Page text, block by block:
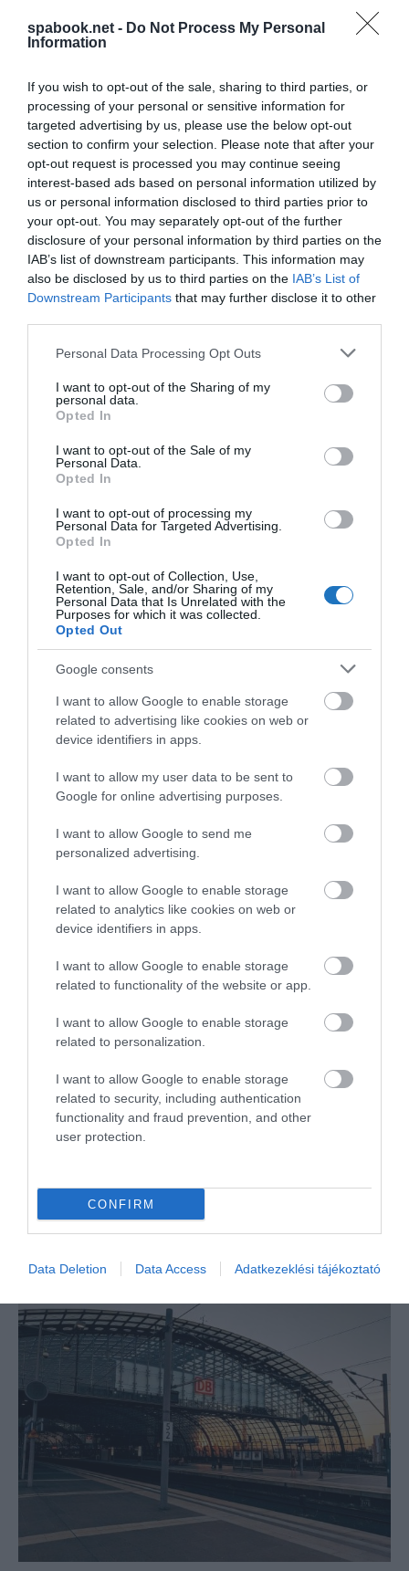
spabook.net - Do Not Process My Personal
Information
If you wish to opt-out of the sale, sharing to third parties, or
processing of your personal or sensitive information for
targeted advertising by us, please use the below opt-out
section to confirm your selection. Please note that after your
opt-out request is processed you may continue seeing
interest-based ads based on personal information utilized by
us or personal information disclosed to third parties prior to
your opt-out. You may separately opt-out of the further
disclosure of your personal information by third parties on the
IAB’s list of downstream participants. This information may
also be disclosed by us to third parties on the IAB’s List of
Downstream Participants that may further disclose it to other
Please note that this website/app uses one or more Google
not limited to your visit or usage behaviour. You may click to
grant or deny consent to Google and its third-party tags to
use your data for below specified purposes in below Google
consent section.
Personal Data Processing Opt Outs
I want to opt-out of the Sharing of my
personal data.
Opted In
I want to opt-out of the Sale of my
Personal Data.
Opted In
I want to opt-out of processing my
Personal Data for Targeted Advertising.
Opted In
I want to opt-out of Collection, Use,
Retention, Sale, and/or Sharing of my
Personal Data that Is Unrelated with the
Purposes for which it was collected.
Opted Out
Google consents
I want to allow Google to enable storage
related to advertising like cookies on web or
device identifiers in apps.
I want to allow my user data to be sent to
Google for online advertising purposes.
I want to allow Google to send me
personalized advertising.
I want to allow Google to enable storage
related to analytics like cookies on web or
device identifiers in apps.
I want to allow Google to enable storage
related to functionality of the website or app.
I want to allow Google to enable storage
related to personalization.
I want to allow Google to enable storage
related to security, including authentication
functionality and fraud prevention, and other
user protection.
CONFIRM
Data Deletion Data Access Adatkezeklési tájékoztató
írtaKassay Tamás
A Brussel Airlines belga légitársaság pénteken
kiadott közleményeszerint a személyzet nagy része,
köztük a biztonsági egységek, munkabeszüntetésbe
lépnek, ami jelentősen csökkenti a biztonsági
ellenőrzések kapacitását a brüsszeli Zaventem
repülőtéren.
OLVASS TOVÁBB
ÚJABB SZTRÁJK OKOZ JELENTŐS KÉSÉSEKET
írtaPolisor Bettina
Fennakadásokat okozott hétfőn a francia
légiforgalmi irányítók sztrájkja: több francia
repülőteret bezártak, s a munkabeszüntetés egész
Európában éreztette hatását. A francia polgári
légiközlekedési hatóság, aDGACinterneten
Lourdes-Pyrénées és Pau-Pyrénées, valamint a keleti
Saint-Yan repülőtereken teljesen leállt a légi
forgalom – írja az MTI.
OLVASS TOVÁBB